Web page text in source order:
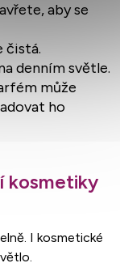
aby se
čistá.
denním světle.
může
ho
kosmetiky
I kosmetické